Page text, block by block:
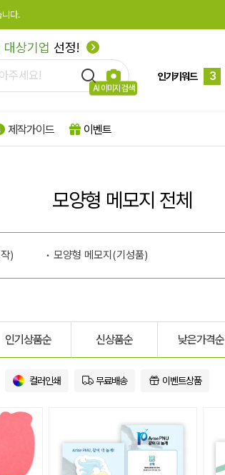
니다.
상기업 선정!
AI 이미지 검색
인기키워드
4
제작가이드 이벤트
모양형 메모지 전체
) 모양형 메모지(기성품)
인기상품순 신상품순 낮은가격순
컬러인쇄 무료배송 이벤트상품